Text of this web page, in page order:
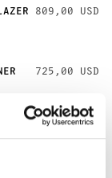
809,00 USD
725,00 USD